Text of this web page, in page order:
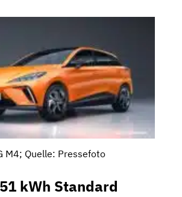
M4; Quelle: Pressefoto
kWh Standard